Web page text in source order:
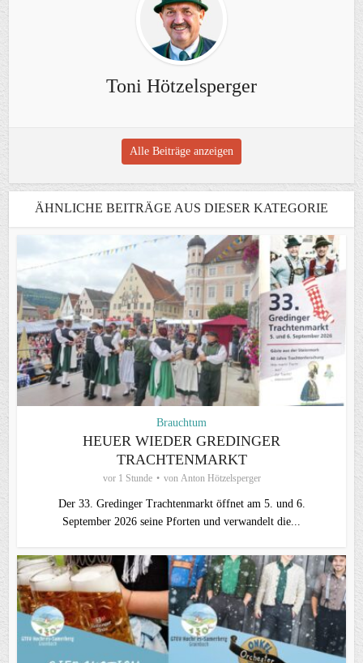
Toni Hötzelsperger
Alle Beiträge anzeigen
ÄHNLICHE BEITRÄGE AUS DIESER KATEGORIE
Brauchtum
HEUER WIEDER GREDINGER
TRACHTENMARKT
vor 1 Stunde von Anton Hötzelsperger
Der 33. Gredinger Trachtenmarkt öffnet am 5. und 6.
September 2026 seine Pforten und verwandelt die...